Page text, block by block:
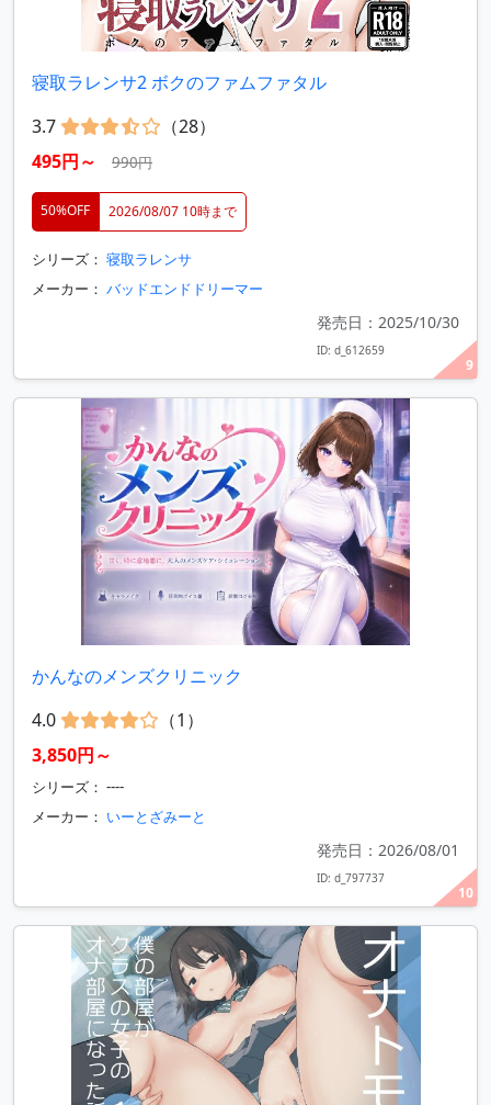
9
寝取ラレンサ2 ボクのファムファタル
3.7
（28）
495円～
990円
50%OFF 2026/08/07 10時まで
シリーズ： 寝取ラレンサ
メーカー： バッドエンドドリーマー
発売日：2025/10/30
ID: d_612659
10
かんなのメンズクリニック
4.0
（1）
3,850円～
シリーズ： ----
メーカー： いーとざみーと
発売日：2026/08/01
ID: d_797737